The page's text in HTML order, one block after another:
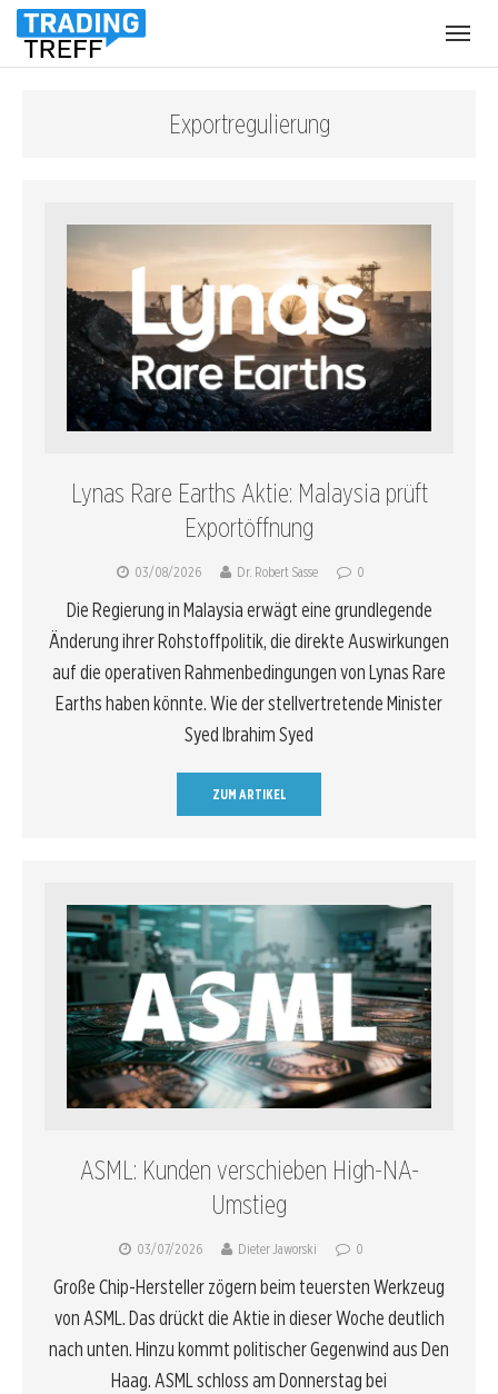
Exportregulierung
Lynas Rare Earths Aktie: Malaysia prüft
Exportöffnung
03/08/2026 Dr. Robert Sasse 0
Die Regierung in Malaysia erwägt eine grundlegende
Änderung ihrer Rohstoffpolitik, die direkte Auswirkungen
auf die operativen Rahmenbedingungen von Lynas Rare
Earths haben könnte. Wie der stellvertretende Minister
Syed Ibrahim Syed
ZUM ARTIKEL
ASML: Kunden verschieben High-NA-
Umstieg
03/07/2026 Dieter Jaworski 0
Große Chip-Hersteller zögern beim teuersten Werkzeug
von ASML. Das drückt die Aktie in dieser Woche deutlich
nach unten. Hinzu kommt politischer Gegenwind aus Den
Haag. ASML schloss am Donnerstag bei